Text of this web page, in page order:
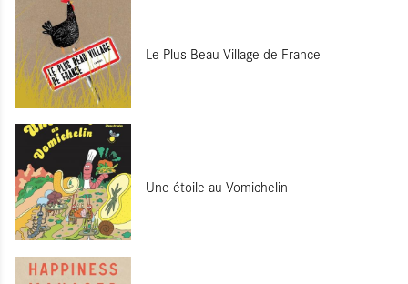
Le Plus Beau Village de France
Une étoile au Vomichelin